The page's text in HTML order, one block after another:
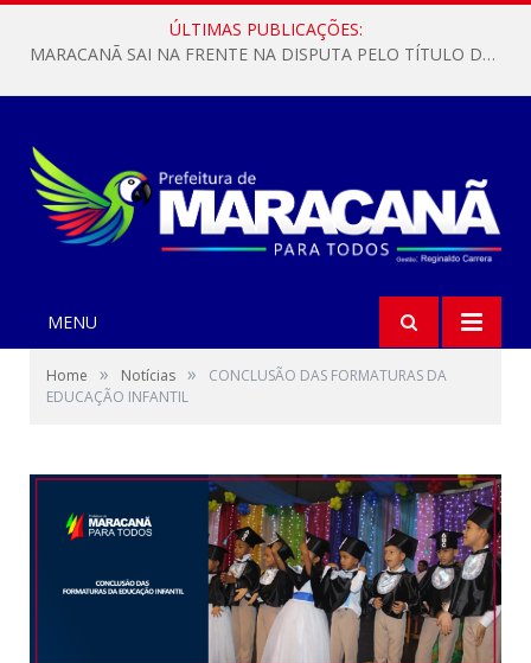
ÚLTIMAS PUBLICAÇÕES:
MARACANÃ SAI NA FRENTE NA DISPUTA PELO TÍTULO DA COPA PARÁ SUB-17!
MENU
Home » Notícias »
CONCLUSÃO DAS FORMATURAS DA
EDUCAÇÃO INFANTIL